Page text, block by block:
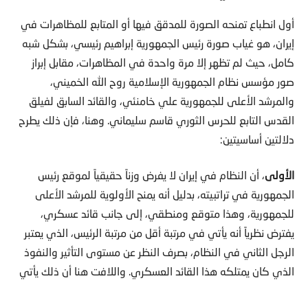
أول انطباع تمنحه الصورة للمدقق فيها أو المتابع للمظاهرات في
إيران، هو غياب صورة رئيس الجمهورية إبراهيم رئيسي، بشكل شبه
كامل، حيث لم تظهر إلا مرة واحدة في المظاهرات، مقابل إبراز
صور مؤسس نظام الجمهورية الإسلامية روح الله الخميني،
والمرشد الأعلى للجمهورية علي خامنئي، والقائد السابق لفيلق
القدس التابع للحرس الثوري قاسم سليماني. وهنا، فإن ذلك يطرح
دلالتين أساسيتين:
الأولى، أن النظام في إيران لا يفرض وزناً حقيقياً لموقع رئيس
الجمهورية في تراتبيته، بدليل أنه يمنح الأولوية للمرشد الأعلى
للجمهورية، وهذا متوقع ومنطقي، إلى جانب قائد عسكري،
يفترض نظرياً أنه يأتي في مرتبة أقل من مرتبة الرئيس، الذي يعتبر
الرجل الثاني في النظام، بصرف النظر عن مستوى التأثير والنفوذ
الذي كان يمتلكه هذا القائد العسكري. واللافت هنا أن ذلك يأتي